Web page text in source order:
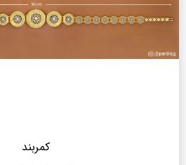
کمربند